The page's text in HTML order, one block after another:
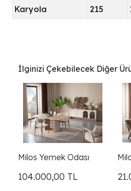
Karyola
215
İlginizi Çekebilecek Diğer
Milos Yemek Odası
104.000,00 TL